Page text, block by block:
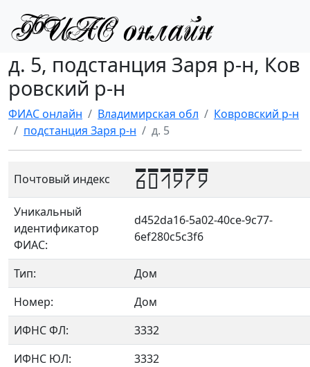
д. 5, подстанция Заря р-н, Ков
ровский р-н
ФИАС онлайн Владимирская обл
Ковровский р-н
подстанция Заря р-н
д. 5
Почтовый индекс 601979
Уникальный
идентификатор
ФИАС:
d452da16-5a02-40ce-9c77-
6ef280c5c3f6
Тип:
Дом
Номер:
Дом
ИФНС ФЛ:
3332
ИФНС ЮЛ:
3332